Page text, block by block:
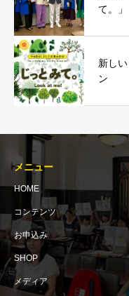
て。」
新し
ン
メニュー
HOME
コンテンツ
お申込み
SHOP
メディア